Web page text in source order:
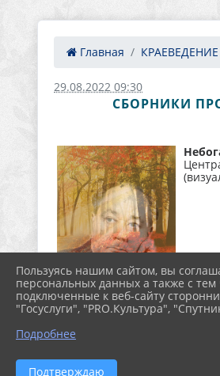
Главная КРАЕВЕДЕНИЕ
29.08.2022 09:30
СБОРНИКИ
Пользуясь нашим сайтом, вы
персональных данных а также с
подключенные к веб-сайту
"Госуслуги", "PRO.Культура",
Подробнее
Подтверждаю